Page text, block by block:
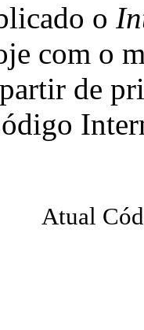
o
com o
de
Atual